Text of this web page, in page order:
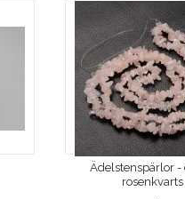
Ädelstenspärlor -
rosenkvarts